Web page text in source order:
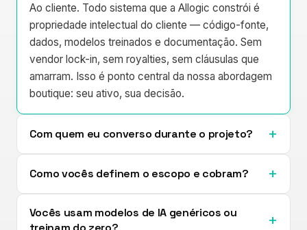
Ao cliente. Todo sistema que a Allogic constrói é
propriedade intelectual do cliente — código-fonte,
dados, modelos treinados e documentação. Sem
vendor lock-in, sem royalties, sem cláusulas que
amarram. Isso é ponto central da nossa abordagem
boutique: seu ativo, sua decisão.
Com quem eu converso durante o projeto? +
Como vocês definem o escopo e cobram? +
Vocês usam modelos de IA genéricos ou
+